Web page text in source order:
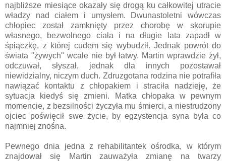
najbliższe miesiące okazały się drogą ku całkowitej utracie
władzy nad ciałem i umysłem. Dwunastoletni wówczas
chłopiec został zamknięty przez chorobę w skorupie
własnego, bezwolnego ciała i na długie lata zapadł w
śpiączkę, z której cudem się wybudził. Jednak powrót do
świata "żywych" wcale nie był łatwy. Martin wprawdzie żył,
odczuwał, słyszał, jednak dla innych pozostawał
niewidzialny, niczym duch. Zdruzgotana rodzina nie potrafiła
nawiązać kontaktu z chłopakiem i straciła nadzieję, że
sytuacja kiedyś się zmieni. Matka chłopaka w pewnym
momencie, z bezsilności życzyła mu śmierci, a niestrudzony
ojciec poświęcił swe życie, by egzystencja syna była co
najmniej znośna.
Pewnego dnia jedna z rehabilitantek ośrodka, w którym
znajdował się Martin zauważyła zmianę na twarzy